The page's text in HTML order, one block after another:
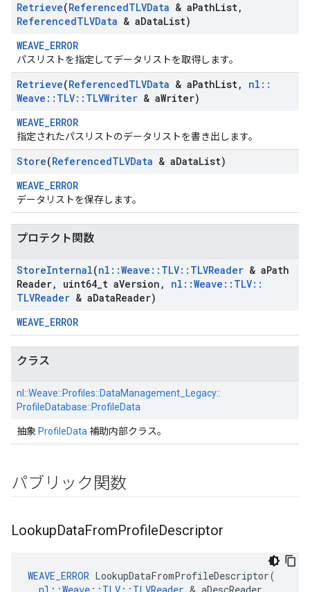
Retrieve(ReferencedTLVData & aPathList,
ReferencedTLVData & aDataList)
WEAVE_ERROR
パスリストを指定してデータリストを取得します。
Retrieve(ReferencedTLVData & aPathList, nl ::
Weave :: TLV:: TLVWriter & aWriter)
WEAVE_ERROR
指定されたパスリストのデータリストを書き出します。
Store(ReferencedTLVData & aDataList)
WEAVE_ERROR
データリストを保存します。
プロテクト関数
StoreInternal(nl ::Weave :: TLV:: TLVReader & aPath
Reader, uint64 t aVersion , nl ::Weave :: TLV::
TLVReader & aDataReader)
WEAVE_ERROR
クラス
nl::Weave::Profiles::DataManagement_Legacy::
ProfileDatabase::ProfileData
抽象 ProfileData 補助内部クラス。
パブリック関数
LookupDataFromProfileDescriptor
WEAVE_ERROR LookupDataFromProfileDescriptor(